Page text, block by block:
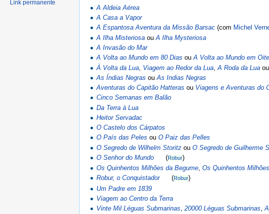
A Aldeia Aérea
A Casa a Vapor
A Espantosa Aventura da Missão Barsac (com Michel
A Ilha Misteriosa ouA Ilha Mysteriosa
A Invasão do Mar
A Volta ao Mundo em 80 Dias ouA Volta ao Mundo em
À Volta da Lua Viagem ao Redor da Lua ,A Roda da Lua
As Índias Negras ouAs Indias Negras
Aventuras do Capitão Hatteras ou Viagens e Aventuras do
Cinco Semanas em Balão
Da Terra à Lua
Heitor Servadac
O Castelo dos Cárpatos
O País das Peles ouO Paiz das Pelles
O Segredo de Wilhelm Storitz ouO Segredo de Guilherme
O Senhor do Mundo (Robur)
Os Quinhentos Milhões da Begume,Os Quinhentos
Robur, o Conquistador(Robur)
Um Padre em 1839
Viagem ao Centro da Terra
Vinte Mil Léguas Submarinas,20000 Léguas Submarinas,
Link permanente